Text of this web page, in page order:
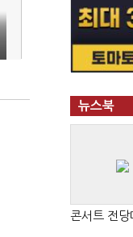
뉴스북
콘서트 전당